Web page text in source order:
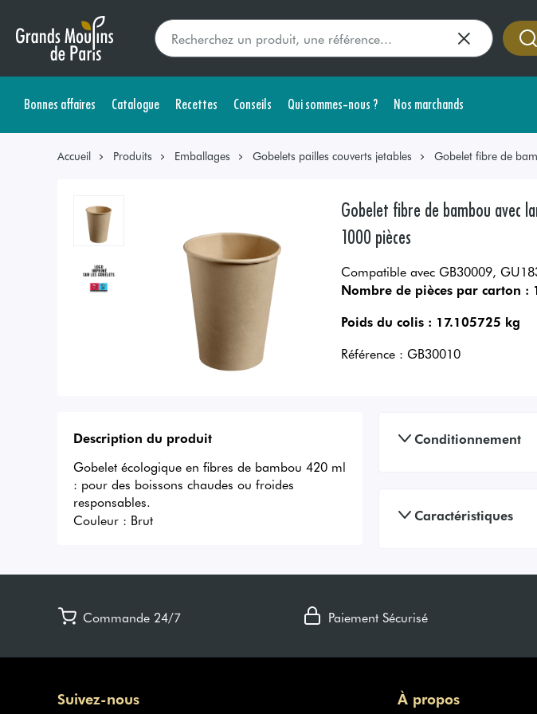
Bonnes affaires Catalogue Recettes Conseils Qui sommes-nous ? Nos marchands
Accueil Produits Emballages Gobelets pailles couverts jetables Gobelet fibre de
Gobelet fibre de bambou avec
1000 pièces
Compatible avec GB30009,
Nombre de pièces par carton :
Poids du colis : 17.105725 kg
Référence : GB30010
Description du produit
Gobelet écologique en fibres de bambou 420 ml
: pour des boissons chaudes ou froides
responsables.
Couleur : Brut
Conditionnement
Caractéristiques
Commande 24/7 Paiement Sécurisé
Suivez-nous À propos